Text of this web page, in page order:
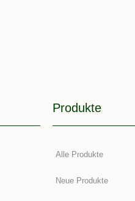
Produkte
Alle Produkte
Neue Produkte